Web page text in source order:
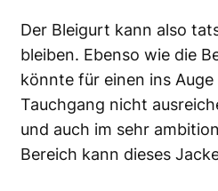
Der Bleigurt kann also
bleiben. Ebenso wie die
könnte für einen ins
Tauchgang nicht
und auch im sehr
Bereich kann dieses